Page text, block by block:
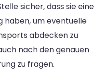
sicher, dass sie eine
haben, um eventuelle
abdecken zu
nach den genauen
zu fragen.